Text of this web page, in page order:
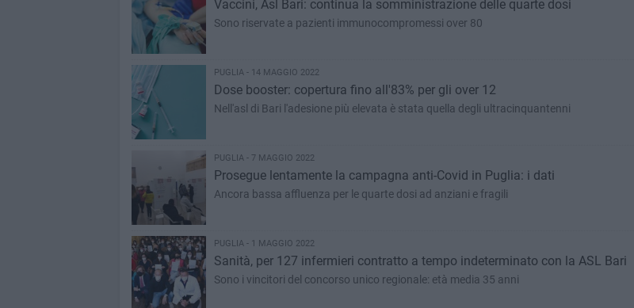
Vaccini, Asl Bari: continua la somministrazione delle quarte dosi
Sono riservate a pazienti immunocompromessi over 80
PUGLIA - 14 MAGGIO 2022
Dose booster: copertura fino all'83% per gli over 12
Nell'asl di Bari l'adesione più elevata è stata quella degli ultracinquantenni
PUGLIA - 7 MAGGIO 2022
Prosegue lentamente la campagna anti-Covid in Puglia: i dati
Ancora bassa affluenza per le quarte dosi ad anziani e fragili
PUGLIA - 1 MAGGIO 2022
Sanità, per 127 infermieri contratto a tempo indeterminato con la ASL Bari
Sono i vincitori del concorso unico regionale: età media 35 anni